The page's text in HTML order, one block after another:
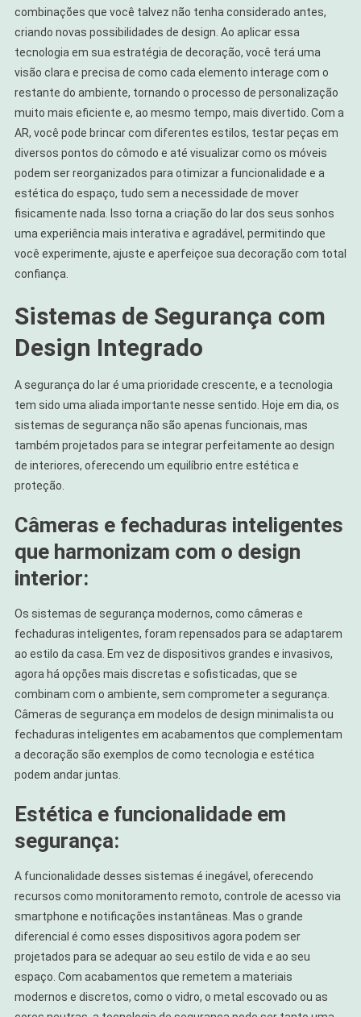
combinações que você talvez não tenha considerado antes,
criando novas possibilidades de design. Ao aplicar essa
tecnologia em sua estratégia de decoração, você terá uma
visão clara e precisa de como cada elemento interage com o
restante do ambiente, tornando o processo de personalização
muito mais eficiente e, ao mesmo tempo, mais divertido. Com a
AR, você pode brincar com diferentes estilos, testar peças em
diversos pontos do cômodo e até visualizar como os móveis
podem ser reorganizados para otimizar a funcionalidade e a
estética do espaço, tudo sem a necessidade de mover
fisicamente nada. Isso torna a criação do lar dos seus sonhos
uma experiência mais interativa e agradável, permitindo que
você experimente, ajuste e aperfeiçoe sua decoração com total
confiança.
Sistemas de Segurança com
Design Integrado
A segurança do lar é uma prioridade crescente, e a tecnologia
tem sido uma aliada importante nesse sentido. Hoje em dia, os
sistemas de segurança não são apenas funcionais, mas
também projetados para se integrar perfeitamente ao design
de interiores, oferecendo um equilíbrio entre estética e
proteção.
Câmeras e fechaduras inteligentes
que harmonizam com o design
interior:
Os sistemas de segurança modernos, como câmeras e
fechaduras inteligentes, foram repensados para se adaptarem
ao estilo da casa. Em vez de dispositivos grandes e invasivos,
agora há opções mais discretas e sofisticadas, que se
combinam com o ambiente, sem comprometer a segurança.
Câmeras de segurança em modelos de design minimalista ou
fechaduras inteligentes em acabamentos que complementam
a decoração são exemplos de como tecnologia e estética
podem andar juntas.
Estética e funcionalidade em
segurança:
A funcionalidade desses sistemas é inegável, oferecendo
recursos como monitoramento remoto, controle de acesso via
smartphone e notificações instantâneas. Mas o grande
diferencial é como esses dispositivos agora podem ser
projetados para se adequar ao seu estilo de vida e ao seu
espaço. Com acabamentos que remetem a materiais
modernos e discretos, como o vidro, o metal escovado ou as